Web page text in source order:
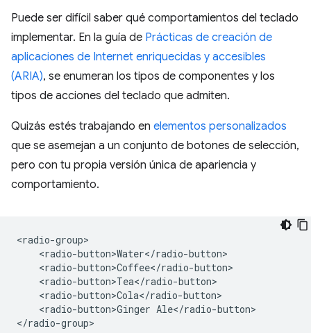
Puede ser difícil saber qué comportamientos del teclado
implementar. En la guía de Prácticas de creación de
aplicaciones de Internet enriquecidas y accesibles
(ARIA), se enumeran los tipos de componentes y los
tipos de acciones del teclado que admiten.
Quizás estés trabajando en elementos personalizados
que se asemejan a un conjunto de botones de selección,
pero con tu propia versión única de apariencia y
comportamiento.
<radio-group>
    <radio-button>Water</radio-button>
    <radio-button>Coffee</radio-button>
    <radio-button>Tea</radio-button>
    <radio-button>Cola</radio-button>
    <radio-button>Ginger Ale</radio-button>